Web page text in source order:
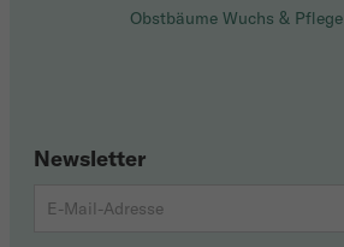
Obstbäume Wuchs & Pflege
Newsletter